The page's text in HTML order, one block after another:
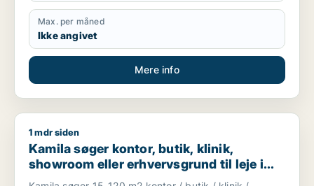
Max. per måned
Ikke angivet
Mere info
Kamila søger kontor, butik, klinik, showroom eller
1 mdr siden
Kamila søger kontor, butik, klinik,
showroom eller erhvervsgrund til leje i
Vesterbro, Østerbro eller Nørrebro m.fl.